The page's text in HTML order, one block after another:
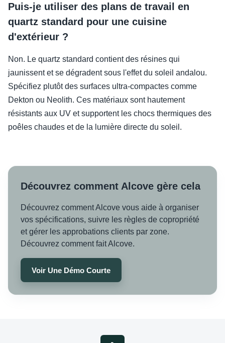
Puis-je utiliser des plans de travail en
quartz standard pour une cuisine
d'extérieur ?
Non. Le quartz standard contient des résines qui
jaunissent et se dégradent sous l'effet du soleil andalou.
Spécifiez plutôt des surfaces ultra-compactes comme
Dekton ou Neolith. Ces matériaux sont hautement
résistants aux UV et supportent les chocs thermiques des
poêles chaudes et de la lumière directe du soleil.
Découvrez comment Alcove gère cela
Découvrez comment Alcove vous aide à organiser
vos spécifications, suivre les règles de copropriété
et gérer les approbations clients par zone.
Découvrez comment fait Alcove.
Voir Une Démo Courte